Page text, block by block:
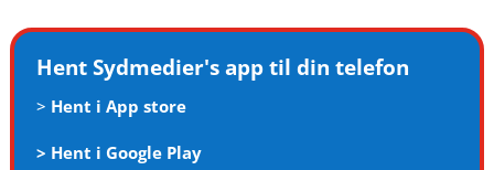
Hent Sydmedier's app til din telefon
> Hent i App store
> Hent i Google Play